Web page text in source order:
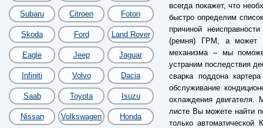
Subaru Citroen Foton
Skoda Ford Land Rover
Eagle Jeep Jaguar
Infiniti Volvo Dacia
Saab Toyota Isuzu
Nissan Volkswagen Honda
всегда покажет, что
быстро определим
причиной
(ремня) ГРМ, а может
механизма – мы
устраним последствия
сварка поддона
обслуживание
охлаждения
листе Вы можете найти
только